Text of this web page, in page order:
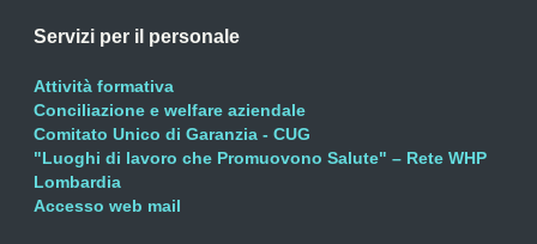
Servizi per il personale
Attività formativa
Conciliazione e welfare aziendale
Comitato Unico di Garanzia - CUG
"Luoghi di lavoro che Promuovono Salute" – Rete WHP
Lombardia
Accesso web mail